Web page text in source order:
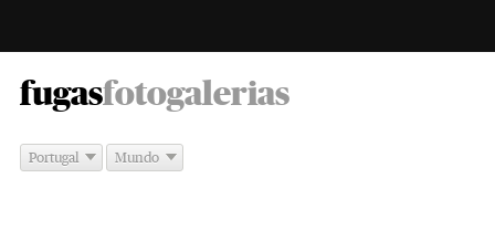
fugas -
fotogalerias
Portugal Mundo